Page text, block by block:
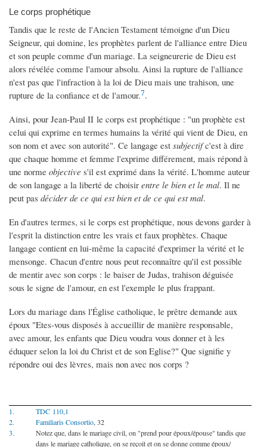
Le corps prophétique
Tandis que le reste de l'Ancien Testament témoigne d'un Dieu
Seigneur, qui domine, les prophètes parlent de l'alliance entre Dieu
et son peuple comme d'un mariage. La seigneurerie de Dieu est
alors révélée comme l'amour absolu. Ainsi la rupture de l'alliance
n'est pas que l'infraction à la loi de Dieu mais une trahison, une
rupture de la confiance et de l'amour.7.
Ainsi, pour Jean-Paul II le corps est prophétique : "un prophète est
celui qui exprime en termes humains la vérité qui vient de Dieu, en
son nom et avec son autorité". Ce langage est subjectifc'est à dire
que chaque homme et femme l'exprime différement, mais répond à
une norme objective s'il est exprimé dans la vérité. L'homme auteur
de son langage a la liberté de choisir entre le bien et le mal. Il ne
peut pas décider de ce qui est bien et de ce qui est mal.
En d'autres termes, si le corps est prophétique, nous devons garder à
l'esprit la distinction entre les vrais et faux prophètes. Chaque
langage contient en lui-même la capacité d'exprimer la vérité et le
mensonge. Chacun d'entre nous peut reconnaître qu'il est possible
de mentir avec son corps : le baiser de Judas, trahison déguisée
sous le signe de l'amour, en est l'exemple le plus frappant.
Lors du mariage dans l'Église catholique, le prêtre demande aux
époux "Etes-vous disposés à accueillir de manière responsable,
avec amour, les enfants que Dieu voudra vous donner et à les
éduquer selon la loi du Christ et de son Eglise?" Que signifie y
répondre oui des lèvres, mais non avec nos corps ?
1.
TDC 110,1
2.
Familiaris Consortio, 32
3.
Notez que, dans le mariage civil, on "prend pour époux/épouse" tandis que
dans le mariage catholique, on se reçoit et on se donne comme époux/